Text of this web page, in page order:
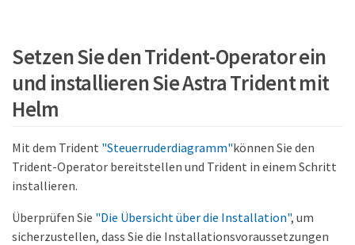
Setzen Sie den Trident-Operator ein
und installieren Sie Astra Trident mit
Helm
Mit dem Trident "Steuerruderdiagramm"können Sie den
Trident-Operator bereitstellen und Trident in einem Schritt
installieren.
Überprüfen Sie "Die Übersicht über die Installation", um
sicherzustellen, dass Sie die Installationsvoraussetzungen